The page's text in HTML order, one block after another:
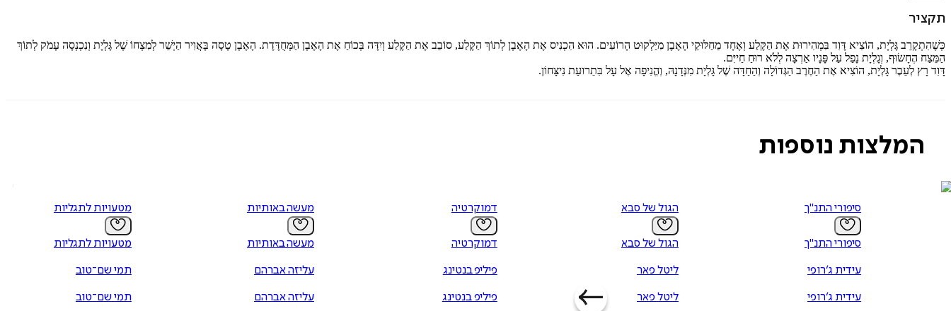
תקציר
כְּשֶׁהִתְקָרֵב גָּלְיָת, הוֹצִיא דָּוִד בִּמְהִירוּת אֶת הַקֶּלַע וְאֶחָד מֵחַלּוּקֵי הָאֶבֶן מִיַּלְקוּט הָרוֹעִים. הוּא הִכְנִיס אֶת הָאֶבֶן לְתוֹךְ הַקֶּלַע, סוֹבֵב אֶת הַקֶּלַע וְיִדָּה בְּכוֹחַ אֶת הָאֶבֶן הַמְּחֻדֶּדֶת. הָאֶבֶן טָסָה בָּאֲוִיר הַיְשֵׁר לְמִצְחוֹ שֶׁל גָּלְיָת וְנִכְנְסָה עָמֹק לְתוֹךְ
הַמֵּצַח הֶחָשׂוּף, וְגָלְיָת נָפַל עַל פָּנָיו אַרְצָה לְלֹא רוּחַ חַייִּם.
דָּוִד רָץ לְעֵבֶר גָּלְיָת, הוֹצִיא אֶת הַחֶרֶב הַגְּדוֹלָה וְהַחַדָּה שֶׁל גָּלְיָת מִנְּדָנָהּ, וְהֱנִיפָה אֶל עָל בִּתֵרוּעַת נִיצָּחוֹן.
המלצות נוספות
סיפורי התנ"ך
סיפורי התנ"ך
עידית ג׳רופי
עידית ג׳רופי
הגול של סבא
הגול של סבא
ליטל פאר
ליטל פאר
דמוקרטיה
דמוקרטיה
פיליפ בנטינג
פיליפ בנטינג
מעשה באותיות
מעשה באותיות
עליזה אברהם
עליזה אברהם
מטעויות לתגליות
מטעויות לתגליות
תמי שם־טוב
תמי שם־טוב